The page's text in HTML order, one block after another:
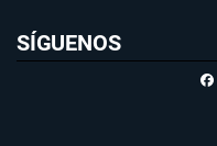
SÍGUENOS